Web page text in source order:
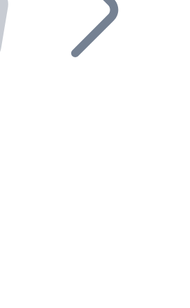
seu ecossistema.
de revendedores e comercialize
seu projeto ao nosso serviço de